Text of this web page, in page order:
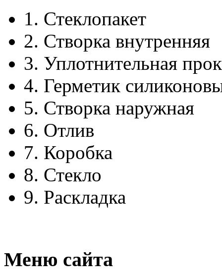
1. Стеклопакет
2. Створка внутренняя
3. Уплотнительная
4. Герметик
5. Створка наружная
6. Отлив
7. Коробка
8. Стекло
9. Раскладка
Меню сайта